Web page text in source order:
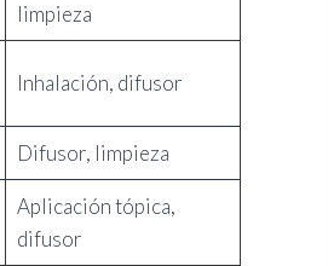
limpieza
Inhalación, difusor
Difusor, limpieza
Aplicación tópica,
difusor